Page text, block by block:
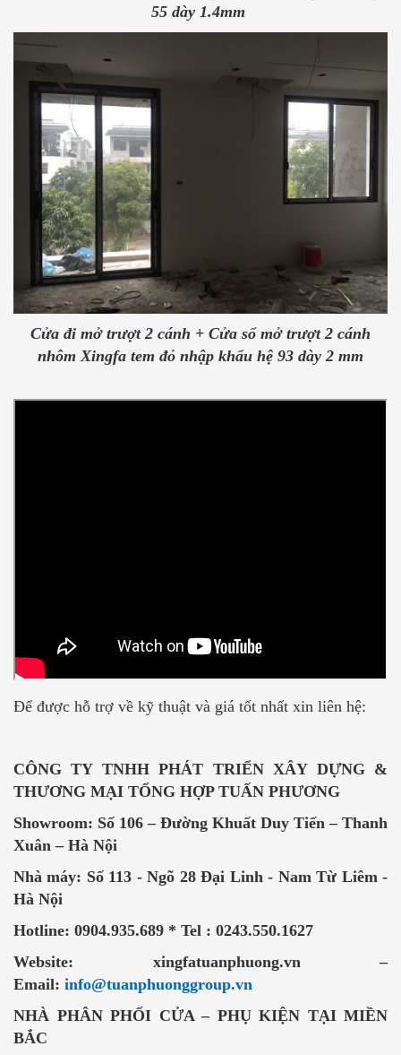
55 dày 1.4mm
Cửa đi mở trượt 2 cánh + Cửa sổ mở trượt 2 cánh
nhôm Xingfa tem đỏ nhập khẩu hệ 93 dày 2 mm
Để được hỗ trợ về kỹ thuật và giá tốt nhất xin liên hệ:
CÔNG TY TNHH PHÁT TRIỂN XÂY DỰNG &
THƯƠNG MẠI TỔNG HỢP TUẤN PHƯƠNG
Showroom: Số 106 – Đường Khuất Duy Tiến – Thanh
Xuân – Hà Nội
Nhà máy: Số 113 - Ngõ 28 Đại Linh - Nam Từ Liêm -
Hà Nội
Hotline: 0904.935.689 * Tel : 0243.550.1627
Website: xingfatuanphuong.vn –
Email: info@tuanphuonggroup.vn
NHÀ PHÂN PHỐI CỬA – PHỤ KIỆN TẠI MIỀN
BẮC